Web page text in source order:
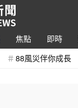
焦點 即時
88風災伴你成長